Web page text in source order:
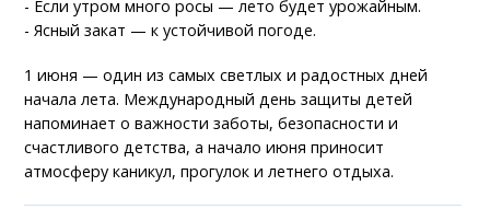
- Если утром много росы — лето будет урожайным.
- Ясный закат — к устойчивой погоде.
1 июня — один из самых светлых и радостных дней
начала лета. Международный день защиты детей
напоминает о важности заботы, безопасности и
счастливого детства, а начало июня приносит
атмосферу каникул, прогулок и летнего отдыха.